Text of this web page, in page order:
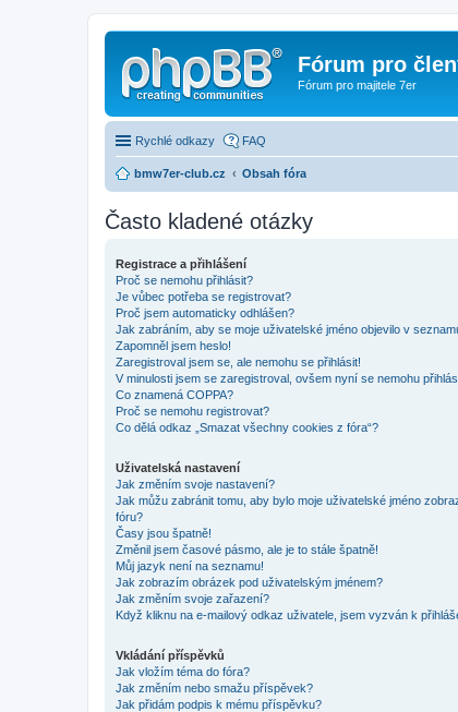
Fórum pro
Fórum pro majitele 7er
Rychlé odkazy FAQ
bmw7er-club.cz Obsah fóra
Často kladené otázky
Registrace a přihlášení
Proč se nemohu přihlásit?
Je vůbec potřeba se registrovat?
Proč jsem automaticky odhlášen?
Jak zabráním, aby se moje uživatelské jméno objevilo v
Zapomněl jsem heslo!
Zaregistroval jsem se, ale nemohu se přihlásit!
V minulosti jsem se zaregistroval, ovšem nyní se nemohu
Co znamená COPPA?
Proč se nemohu registrovat?
Co dělá odkaz „Smazat všechny cookies z fóra“?
Uživatelská nastavení
Jak změním svoje nastavení?
Jak můžu zabránit tomu, aby bylo moje uživatelské jméno
fóru?
Časy jsou špatně!
Změnil jsem časové pásmo, ale je to stále špatně!
Můj jazyk není na seznamu!
Jak zobrazím obrázek pod uživatelským jménem?
Jak změním svoje zařazení?
Když kliknu na e-mailový odkaz uživatele, jsem vyzván k
Vkládání příspěvků
Jak vložím téma do fóra?
Jak změním nebo smažu příspěvek?
Jak přidám podpis k mému příspěvku?